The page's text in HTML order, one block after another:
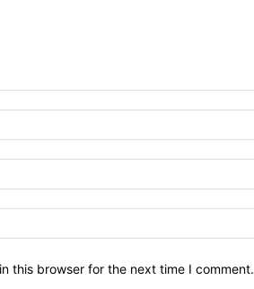
this browser for the next time I comment.